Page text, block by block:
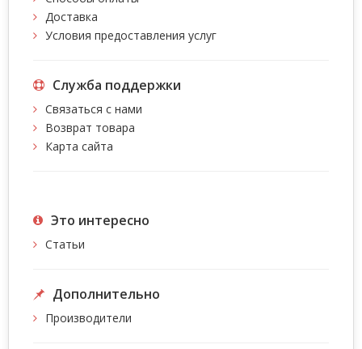
Доставка
Условия предоставления услуг
Служба поддержки
Связаться с нами
Возврат товара
Карта сайта
Это интересно
Статьи
Дополнительно
Производители